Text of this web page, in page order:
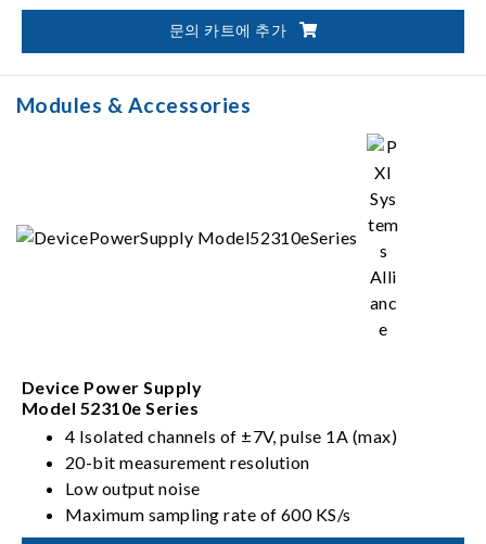
광 커플드 테스트에 대해 완벽히 자동화된 정렬
문의 카트에 추가
Modules & Accessories
Device Power Supply
Model 52310e Series
4 Isolated channels of ±7V, pulse 1A (max)
20-bit measurement resolution
Low output noise
Maximum sampling rate of 600 KS/s